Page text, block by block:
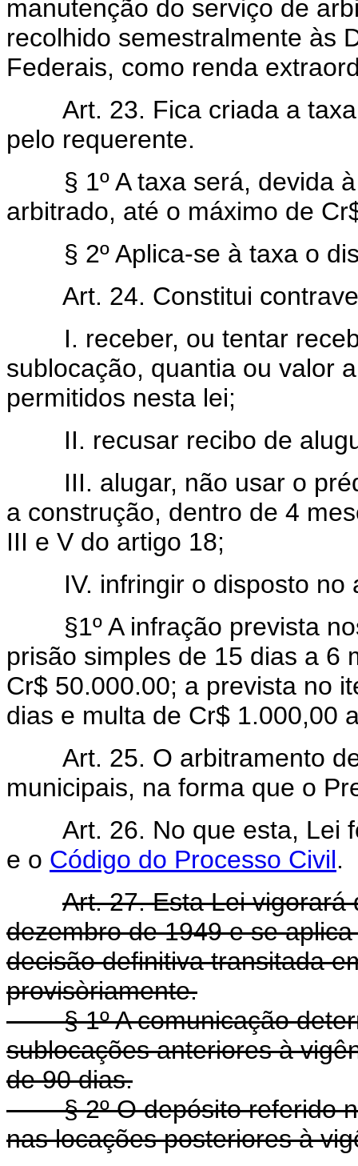
manutenção do serviço de
recolhido semestralmente às
Federais, como renda
Art. 23. Fica criada a taxa
pelo requerente.
§ 1º A taxa será, devida à
arbitrado, até o máximo de
§ 2º Aplica-se à taxa o
Art. 24. Constitui
I. receber, ou tentar
sublocação, quantia ou valor
permitidos nesta lei;
II. recusar recibo de
III. alugar, não usar o
a construção, dentro de 4
III e V do artigo 18;
IV. infringir o disposto no
§1º A infração prevista
prisão simples de 15 dias a 6
Cr$ 50.000.00; a prevista no
dias e multa de Cr$ 1.000,00
Art. 25. O arbitramento de
municipais, na forma que o
Art. 26. No que esta, Lei
e o Código do Processo Civil.
Art. 27. Esta Lei
dezembro de 1949 e se
decisão definitiva transitada
provisòriamente.
§ 1º A comunicação
sublocações anteriores à
de 90 dias.
§ 2º O depósito referido no
nas locações posteriores à